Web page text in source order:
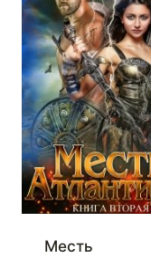
Месть